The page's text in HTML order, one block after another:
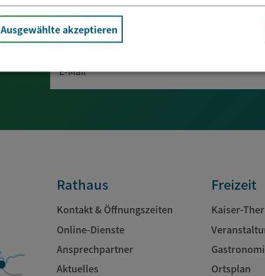
Newsletter abonnieren
E-Mail*
Rathaus
Kontakt & Öffnungszeiten
Online-Dienste
Ansprechpartner
Aktuelles
Freizeit
Kaiser-
Ortsplan
Ausgewählte akzeptieren